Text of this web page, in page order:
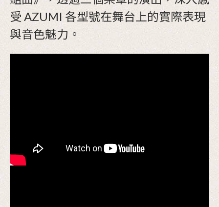
受 AZUMI 各型號在舞台上的實際表現
與音色魅力。